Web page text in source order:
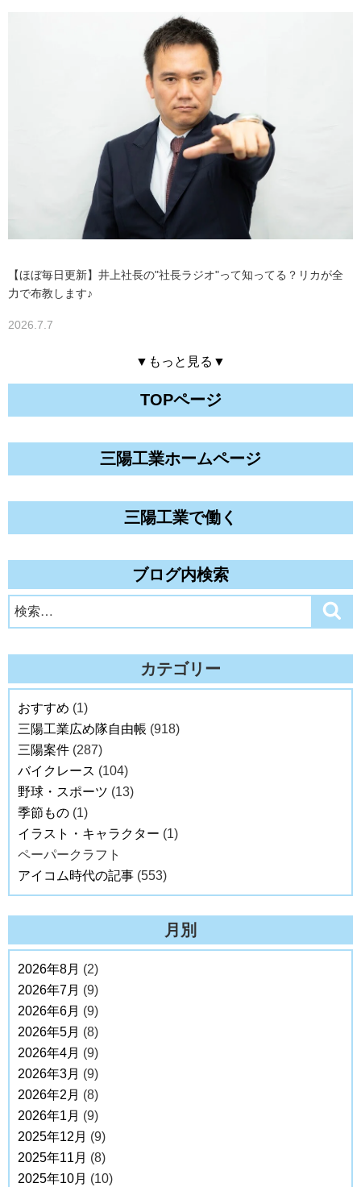
【ほぼ毎日更新】井上社長の"社長ラジオ"って知ってる？リカが全
力で布教します♪
2026.7.7
▼もっと見る▼
TOPページ
三陽工業ホームページ
三陽工業で働く
ブログ内検索
検
索:
カテゴリー
おすすめ (1)
三陽工業広め隊自由帳 (918)
三陽案件 (287)
バイクレース (104)
野球・スポーツ (13)
季節もの (1)
イラスト・キャラクター (1)
ペーパークラフト
アイコム時代の記事 (553)
月別
2026年8月 (2)
2026年7月 (9)
2026年6月 (9)
2026年5月 (8)
2026年4月 (9)
2026年3月 (9)
2026年2月 (8)
2026年1月 (9)
2025年12月 (9)
2025年11月 (8)
2025年10月 (10)